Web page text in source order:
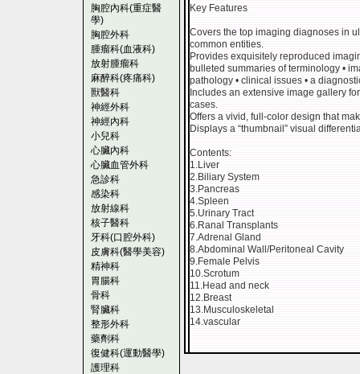
胸腔內科(重症醫
學)
胸腔外科
腫瘤科(血液科)
放射腫瘤科
麻醉科(疼痛科)
獸醫科
神經外科
神經內科
小兒科
心臟內科
心臟血管外科
急診科
感染科
放射線科
核子醫科
牙科(口腔外科)
皮膚科(醫學美容)
精神科
胃腸科
骨科
腎臟科
整形外科
藥劑科
復健科(運動醫學)
護理科
Key Features
Covers the top imaging diagnoses in
common entities.
Provides exquisitely reproduced
bulleted summaries of terminology •
pathology • clinical issues • a
Includes an extensive image gallery
cases.
Offers a vivid, full-color design that
Displays a “thumbnail” visual
Contents:
1.Liver
2.Biliary System
3.Pancreas
4.Spleen
5.Urinary Tract
6.Ranal Transplants
7.Adrenal Gland
8.Abdominal Wall/Peritoneal Cavity
9.Female Pelvis
10.Scrotum
11.Head and neck
12.Breast
13.Musculoskeletal
14.vascular